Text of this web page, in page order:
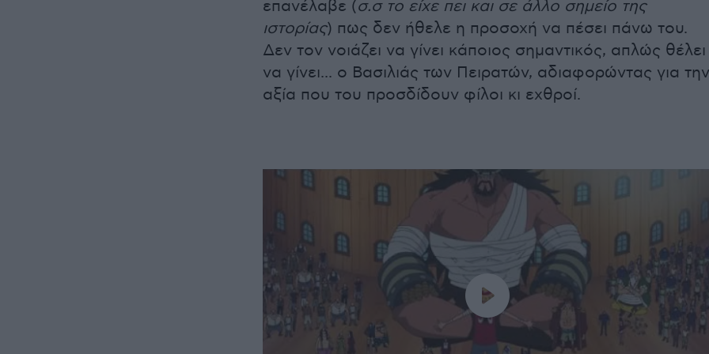
επανέλαβε (σ.σ το είχε πει και σε άλλο σημείο της
ιστορίας) πως δεν ήθελε η προσοχή να πέσει πάνω του.
Δεν τον νοιάζει να γίνει κάποιος σημαντικός, απλώς θέλει
να γίνει... ο Βασιλιάς των Πειρατών, αδιαφορώντας για την
αξία που του προσδίδουν φίλοι κι εχθροί.